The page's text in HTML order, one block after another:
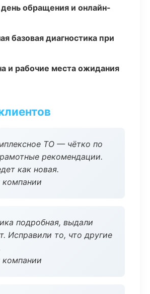
обращения и онлайн-
базовая диагностика при
и рабочие места ожидания
ТО — чётко по
рекомендации.
как новая.
подробная, выдали
Исправили то, что другие